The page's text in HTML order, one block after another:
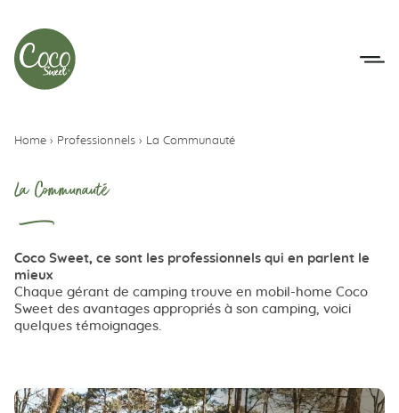
Aller au menu
Aller au contenu
Home › Professionnels › La Communauté
La Communauté
Coco Sweet, ce sont les professionnels qui en parlent le
mieux
Chaque gérant de camping trouve en mobil-home Coco
Sweet des avantages appropriés à son camping, voici
quelques témoignages.